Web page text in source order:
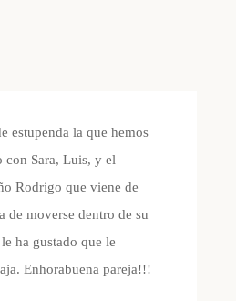
estupenda la que hemos
con Sara, Luis, y el
Rodrigo que viene de
de moverse dentro de su
ha gustado que le
Enhorabuena pareja!!!